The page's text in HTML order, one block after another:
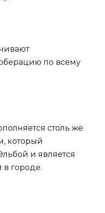
по всему
столь же
который
и является
городе.